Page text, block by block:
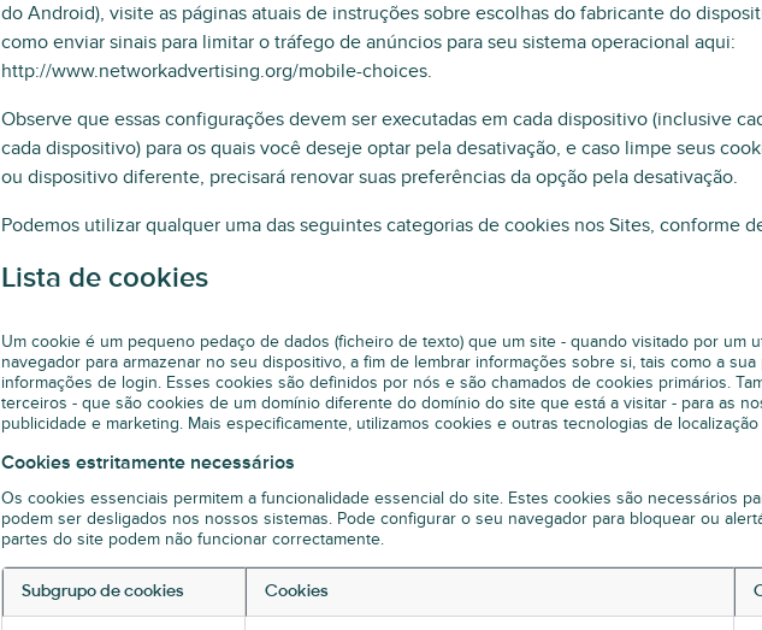
do Android), visite as páginas atuais de instruções sobre escolhas do fabricante do
como enviar sinais para limitar o tráfego de anúncios para seu sistema operacional aqui:
http://www.networkadvertising.org/mobile-choices.
Observe que essas configurações devem ser executadas em cada dispositivo (inclusive
cada dispositivo) para os quais você deseje optar pela desativação, e caso limpe seus
ou dispositivo diferente, precisará renovar suas preferências da opção pela desativação.
Podemos utilizar qualquer uma das seguintes categorias de cookies nos Sites, conforme
Lista de cookies
Um cookie é um pequeno pedaço de dados (ficheiro de texto) que um site - quando visitado por um
navegador para armazenar no seu dispositivo, a fim de lembrar informações sobre si, tais como a
informações de login. Esses cookies são definidos por nós e são chamados de cookies primários.
terceiros - que são cookies de um domínio diferente do domínio do site que está a visitar - para as
publicidade e marketing. Mais especificamente, utilizamos cookies e outras tecnologias de
Cookies estritamente necessários
Os cookies essenciais permitem a funcionalidade essencial do site. Estes cookies são necessários
podem ser desligados nos nossos sistemas. Pode configurar o seu navegador para bloquear ou
partes do site podem não funcionar correctamente.
Subgrupo de cookies Cookies